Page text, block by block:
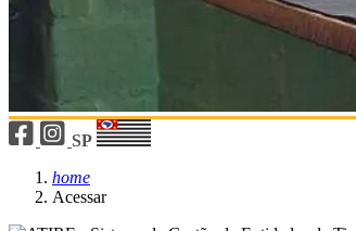
SP
home
Acessar